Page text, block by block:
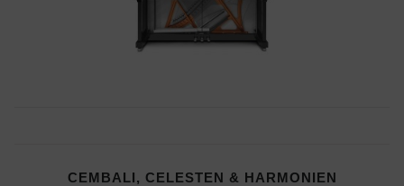
CEMBALI, CELESTEN & HARMONIEN